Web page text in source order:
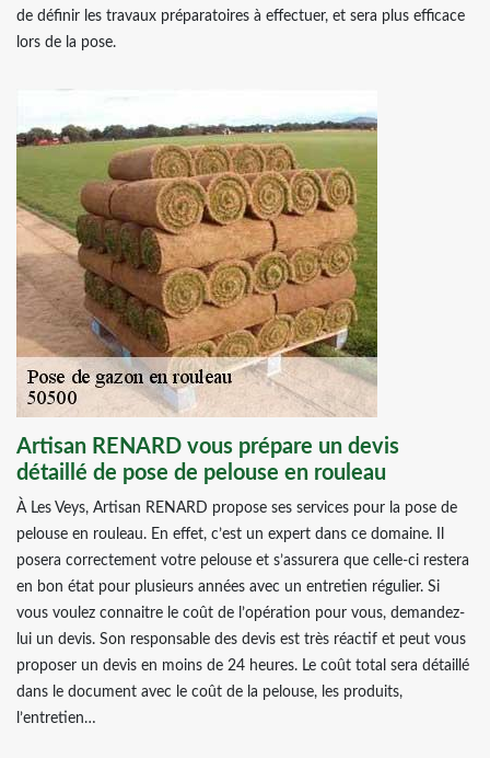
de définir les travaux préparatoires à effectuer, et sera plus efficace
lors de la pose.
Artisan RENARD vous prépare un devis
détaillé de pose de pelouse en rouleau
À Les Veys, Artisan RENARD propose ses services pour la pose de
pelouse en rouleau. En effet, c’est un expert dans ce domaine. Il
posera correctement votre pelouse et s’assurera que celle-ci restera
en bon état pour plusieurs années avec un entretien régulier. Si
vous voulez connaitre le coût de l’opération pour vous, demandez-
lui un devis. Son responsable des devis est très réactif et peut vous
proposer un devis en moins de 24 heures. Le coût total sera détaillé
dans le document avec le coût de la pelouse, les produits,
l’entretien…